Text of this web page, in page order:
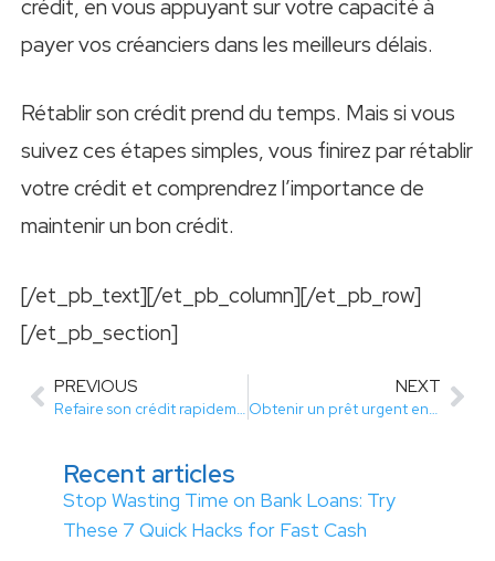
crédit, en vous appuyant sur votre capacité à
payer vos créanciers dans les meilleurs délais.
Rétablir son crédit prend du temps. Mais si vous
suivez ces étapes simples, vous finirez par rétablir
votre crédit et comprendrez l’importance de
maintenir un bon crédit.
[/et_pb_text][/et_pb_column][/et_pb_row]
[/et_pb_section]
PREVIOUS
Refaire son crédit rapidement avec Visa ou Mastercard comment
NEXT
Obtenir un prêt urgent en moins de 24h : jusqu’à quels montants
Recent articles
Stop Wasting Time on Bank Loans: Try
These 7 Quick Hacks for Fast Cash